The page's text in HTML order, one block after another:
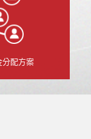
配方案